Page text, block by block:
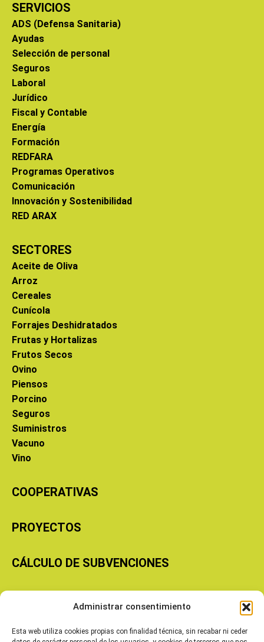
Administrar consentimiento
Esta web utiliza cookies propias con finalidad técnica, sin recabar ni ceder
SERVICIOS
ADS (Defensa Sanitaria)
Ayudas
Selección de personal
Seguros
Laboral
Jurídico
Fiscal y Contable
Energía
Formación
REDFARA
Programas Operativos
Comunicación
Innovación y Sostenibilidad
RED ARAX
SECTORES
Aceite de Oliva
Arroz
Cereales
Cunícola
Forrajes Deshidratados
Frutas y Hortalizas
Frutos Secos
Ovino
Piensos
Porcino
Seguros
Suministros
Vacuno
Vino
COOPERATIVAS
PROYECTOS
CÁLCULO DE SUBVENCIONES